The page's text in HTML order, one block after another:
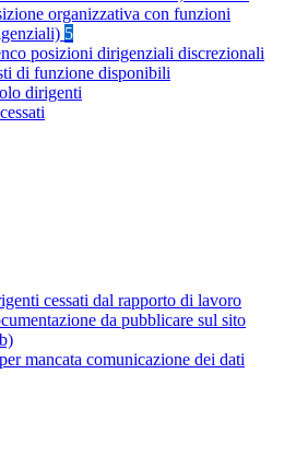
organizzativa con funzioni
5
posizioni dirigenziali discrezionali
di funzione disponibili
dirigenti
cessati dal rapporto di lavoro
da pubblicare sul sito
mancata comunicazione dei dati